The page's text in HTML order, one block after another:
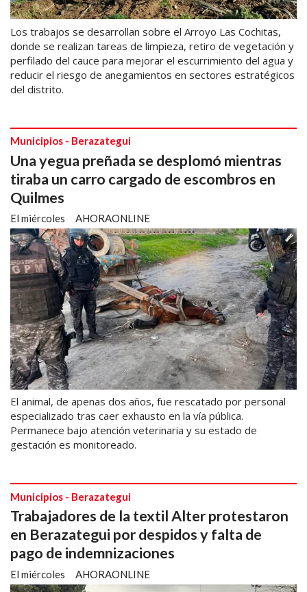
Los trabajos se desarrollan sobre el Arroyo Las Cochitas,
donde se realizan tareas de limpieza, retiro de vegetación y
perfilado del cauce para mejorar el escurrimiento del agua y
reducir el riesgo de anegamientos en sectores estratégicos
del distrito.
Una yegua preñada se desplomó mientras
tiraba un carro cargado de escombros en
Quilmes
AHORAONLINE
Municipios - Berazategui
El miércoles
El animal, de apenas dos años, fue rescatado por personal
especializado tras caer exhausto en la vía pública.
Permanece bajo atención veterinaria y su estado de
gestación es monitoreado.
Trabajadores de la textil Alter protestaron
en Berazategui por despidos y falta de
pago de indemnizaciones
AHORAONLINE
Municipios - Berazategui
El miércoles